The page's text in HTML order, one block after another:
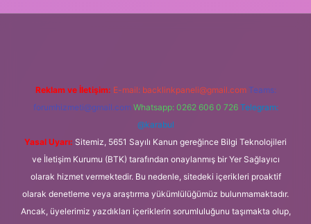
Reklam ve İletişim: E-mail: backlinkpaneli@gmail.com Teams:
forumhizmeti@gmail.com Whatsapp: 0262 606 0 726 Telegram:
@karabul
Yasal Uyarı: Sitemiz, 5651 Sayılı Kanun gereğince Bilgi Teknolojileri
ve İletişim Kurumu (BTK) tarafından onaylanmış bir Yer Sağlayıcı
olarak hizmet vermektedir. Bu nedenle, sitedeki içerikleri proaktif
olarak denetleme veya araştırma yükümlülüğümüz bulunmamaktadır.
Ancak, üyelerimiz yazdıkları içeriklerin sorumluluğunu taşımakta olup,